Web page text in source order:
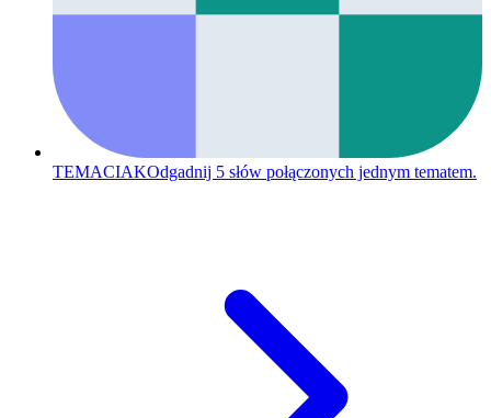
TEMACIAKOdgadnij 5 słów połączonych jednym tematem.